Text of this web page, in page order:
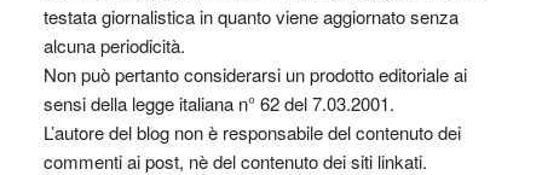
testata giornalistica in quanto viene aggiornato senza
alcuna periodicità.
Non può pertanto considerarsi un prodotto editoriale ai
sensi della legge italiana n° 62 del 7.03.2001.
L’autore del blog non è responsabile del contenuto dei
commenti ai post, nè del contenuto dei siti linkati.